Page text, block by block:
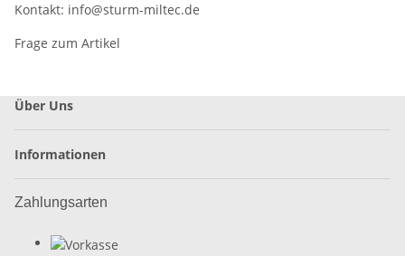
Kontakt: info@sturm-miltec.de
Frage zum Artikel
Über Uns
Informationen
Zahlungsarten